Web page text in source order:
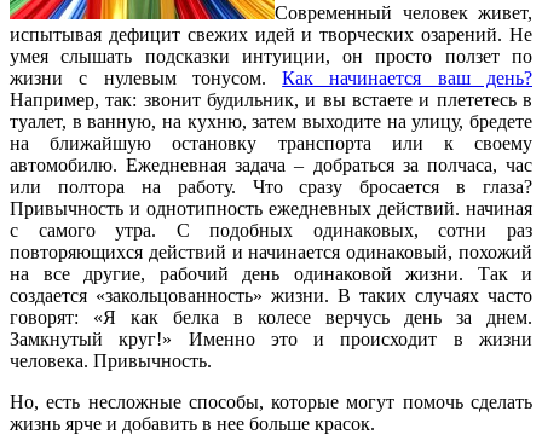
Современный человек живет,
испытывая дефицит свежих идей и творческих озарений. Не
умея слышать подсказки интуиции, он просто ползет по
жизни с нулевым тонусом.Как начинается ваш день?
Например, так: звонит будильник, и вы встаете и плететесь в
туалет, в ванную, на кухню, затем выходите на улицу, бредете
на ближайшую остановку транспорта или к своему
автомобилю. Ежедневная задача – добраться за полчаса, час
или полтора на работу. Что сразу бросается в глаза?
Привычность и однотипность ежедневных действий. начиная
с самого утра. С подобных одинаковых, сотни раз
повторяющихся действий и начинается одинаковый, похожий
на все другие, рабочий день одинаковой жизни. Так и
создается «закольцованность» жизни. В таких случаях часто
говорят: «Я как белка в колесе верчусь день за днем.
Замкнутый круг!» Именно это и происходит в жизни
человека. Привычность.
Но, есть несложные способы, которые могут помочь сделать
жизнь ярче и добавить в нее больше красок.